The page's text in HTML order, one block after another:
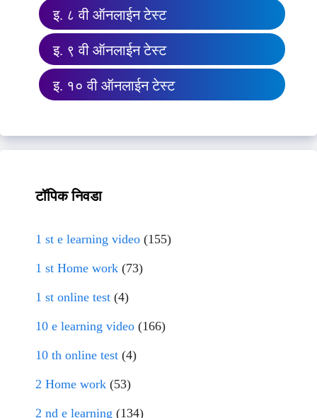
इ. ८ वी ऑनलाईन टेस्ट
इ. ९ वी ऑनलाईन टेस्ट
इ. १० वी ऑनलाईन टेस्ट
टॉपिक निवडा
1 st e learning video (155)
1 st Home work (73)
1 st online test (4)
10 e learning video (166)
10 th online test (4)
2 Home work (53)
2 nd e learning (134)